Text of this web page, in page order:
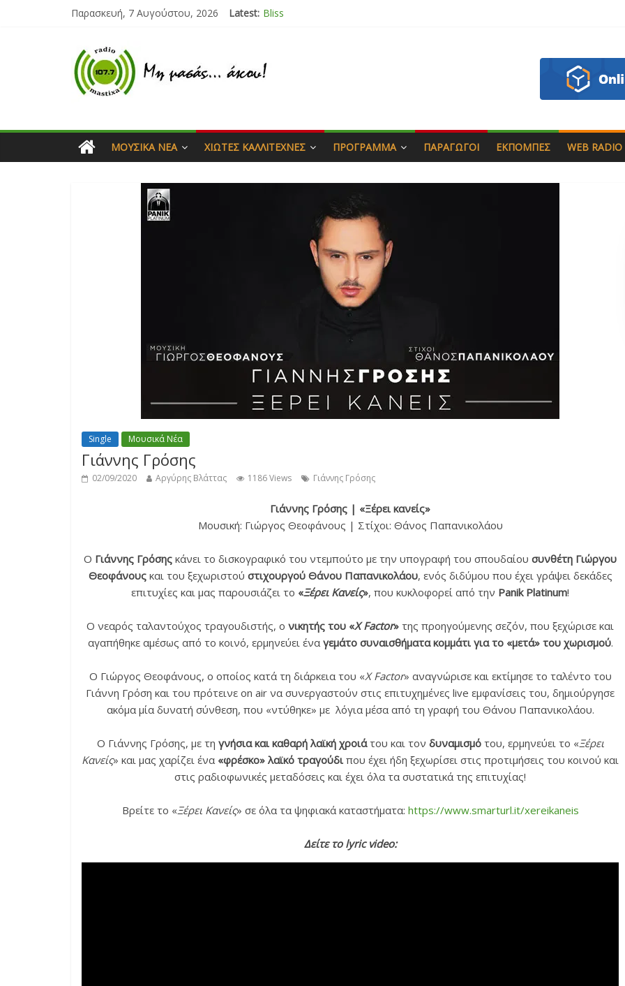
Παρασκευή, 7 Αυγούστου, 2026 Latest: Bliss
Τάνια Μπρεάζου
ΜΟΥΣΙΚΆ ΝΈΑ ΧΙΏΤΕΣ ΚΑΛΛΙΤΈΧΝΕΣ ΠΡΌΓΡΑΜΜΑ ΠΑΡΑΓΩΓΟΊ ΕΚΠΟΜΠΈΣ WEB RADIO
Single Μουσικά Νέα
Γιάννης Γρόσης
02/09/2020 Αργύρης Βλάττας 1186 Views Γιάννης Γρόσης
Γιάννης Γρόσης | «Ξέρει κανείς»
Μουσική: Γιώργος Θεοφάνους | Στίχοι: Θάνος Παπανικολάου
Ο Γιάννης Γρόσης κάνει το δισκογραφικό του ντεμπούτο με την υπογραφή του σπουδαίου συνθέτη Γιώργου
Θεοφάνουςκαι του ξεχωριστού στιχουργού Θάνου Παπανικολάου, ενός διδύμου που έχει γράψει δεκάδες
επιτυχίες και μας παρουσιάζει το «Ξέρει Κανείς», που κυκλοφορεί από την Panik Platinum!
Ο νεαρός ταλαντούχος τραγουδιστής, ο νικητής του «X Factor» της προηγούμενης σεζόν, που ξεχώρισε και
αγαπήθηκε αμέσως από το κοινό, ερμηνεύει έναγεμάτο συναισθήματα κομμάτι για το «μετά» του χωρισμού.
Ο Γιώργος Θεοφάνους, ο οποίος κατά τη διάρκεια του «X Factor» αναγνώρισε και εκτίμησε το ταλέντο του
Γιάννη Γρόση και του πρότεινε on air να συνεργαστούν στις επιτυχημένες live εμφανίσεις του, δημιούργησε
ακόμα μία δυνατή σύνθεση, που «ντύθηκε» με λόγια μέσα από τη γραφή του Θάνου Παπανικολάου.
Ο Γιάννης Γρόσης, με τη γνήσια και καθαρή λαϊκή χροιάτου και τον δυναμισμότου, ερμηνεύει το «Ξέρει
Κανείς» και μας χαρίζει ένα «φρέσκο» λαϊκό τραγούδι που έχει ήδη ξεχωρίσει στις προτιμήσεις του κοινού και
στις ραδιοφωνικές μεταδόσεις και έχει όλα τα συστατικά της επιτυχίας!
Βρείτε το «Ξέρει Κανείς» σε όλα τα ψηφιακά καταστήματα: https://www.smarturl.it/xereikaneis
Δείτε το lyric video: